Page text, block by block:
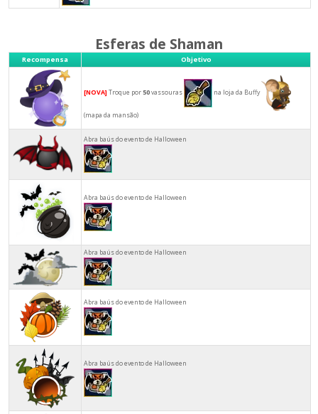
Esferas de Shaman
Recompensa Objetivo
[NOVA] Troque por50vassouras na loja da Buffy
(mapa da mansão)
Abra baús do evento de Halloween
Abra baús do evento de Halloween
Abra baús do evento de Halloween
Abra baús do evento de Halloween
Abra baús do evento de Halloween